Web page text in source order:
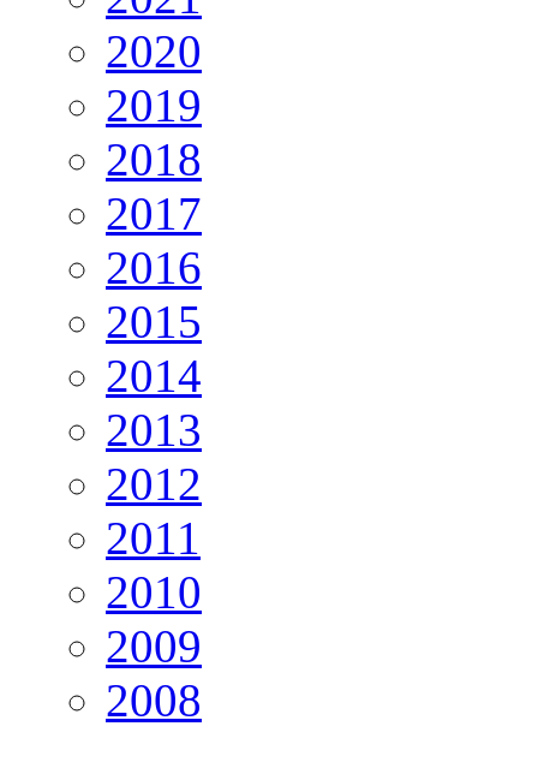
2020
2019
2018
2017
2016
2015
2014
2013
2012
2011
2010
2009
2008